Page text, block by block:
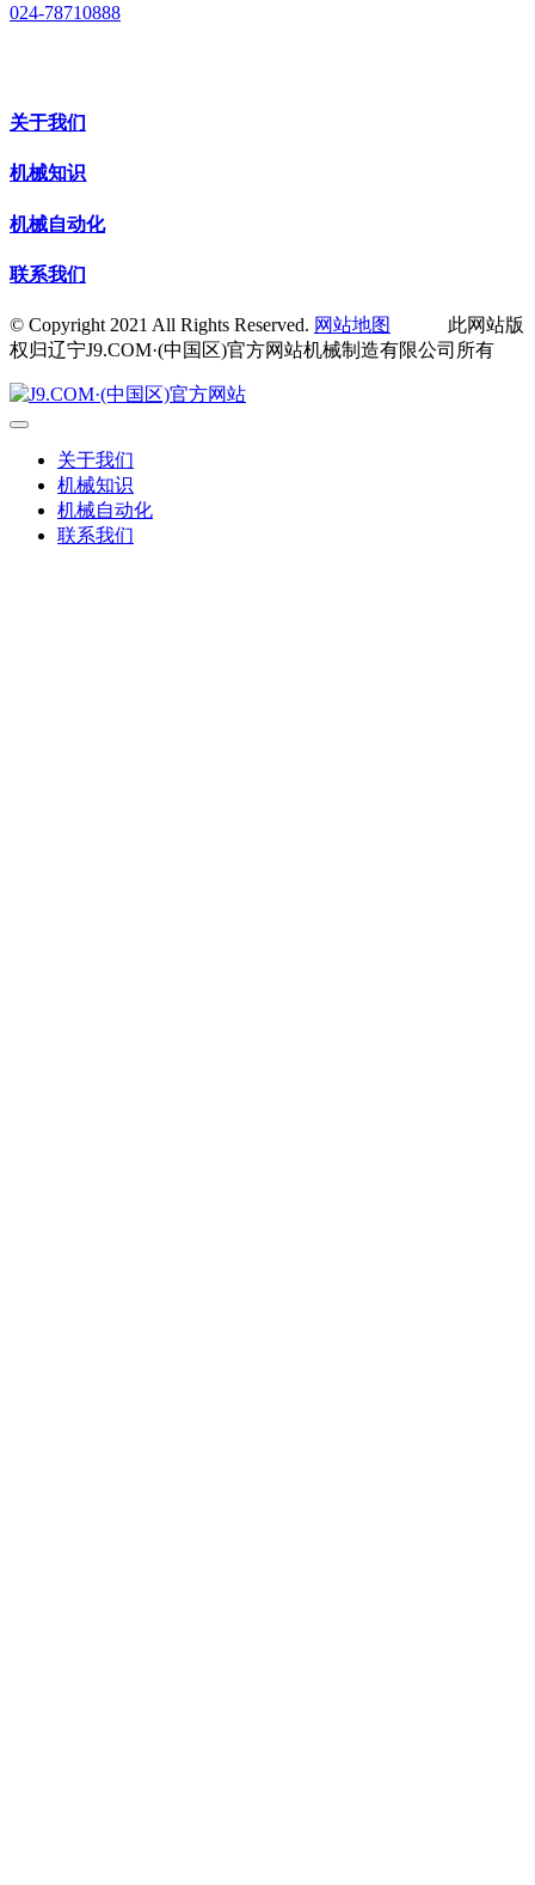
024-78710888
关于我们
机械知识
机械自动化
联系我们
© Copyright 2021 All Rights Reserved. 网站地图
此网站版
权归辽宁J9.COM·(中国区)官方网站机械制造有限公司所有
关于我们
机械知识
机械自动化
联系我们